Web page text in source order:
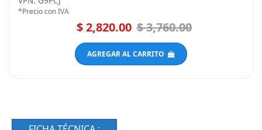
AGREGAR AL CARRITO
FICHA TÉCNICA :